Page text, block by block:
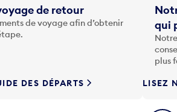
de retour
de voyage afin d’obtenir
DES DÉPARTS
qui
plus
LISEZ